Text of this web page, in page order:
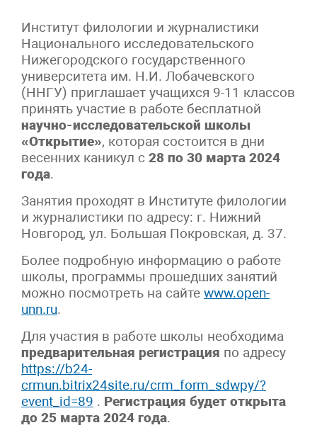
Институт филологии и журналистики
Национального исследовательского
Нижегородского государственного
университета им. Н.И. Лобачевского
(ННГУ) приглашает учащихся 9-11 классов
принять участие в работе бесплатной
научно-исследовательской школы
«Открытие», которая состоится в дни
весенних каникул с 28 по 30 марта 2024
года.
Занятия проходят в Институте филологии
и журналистики по адресу: г. Нижний
Новгород, ул. Большая Покровская, д. 37.
Более подробную информацию о работе
школы, программы прошедших занятий
можно посмотреть на сайте www.open-
unn.ru.
Для участия в работе школы необходима
предварительная регистрация по адресу
https://b24-
crmun.bitrix24site.ru/crm_form_sdwpy/?
event_id=89 . Регистрация будет открыта
до 25 марта 2024 года.